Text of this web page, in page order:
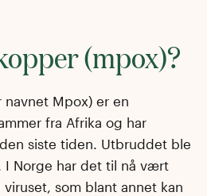
(mpox)?
Mpox) er en
fra Afrika og har
siste tiden. Utbruddet ble
I Norge har det til nå vært
som blant annet kan